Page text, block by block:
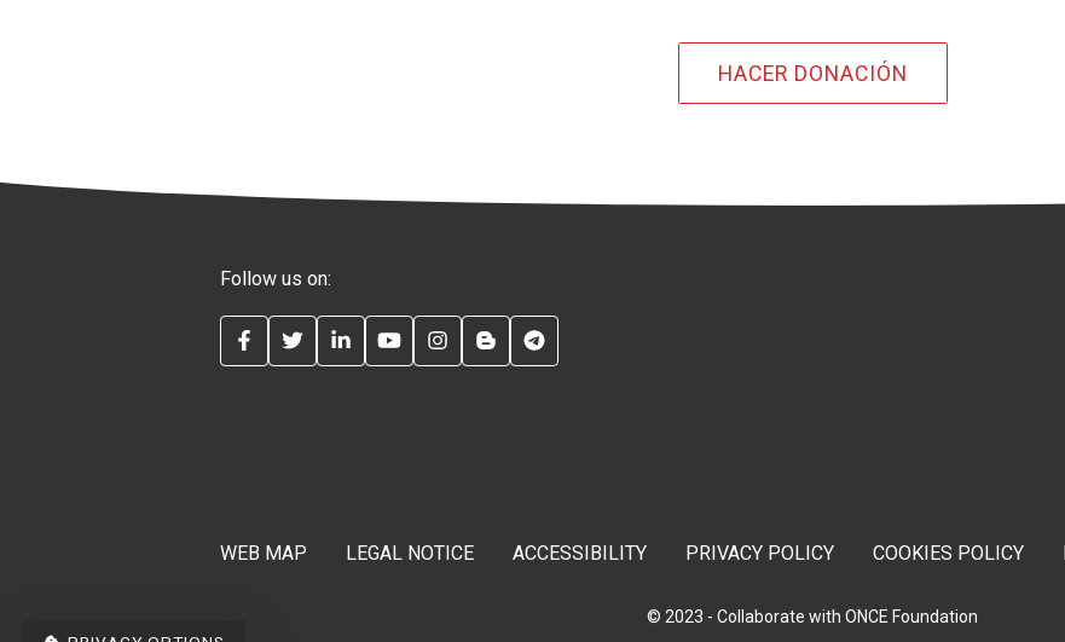
Follow us on:
FACEBOOKTWITTERLINKEDINYOUTUBEINSTAGRAM
BLOG
WEB MAP LEGAL NOTICE ACCESSIBILITY PRIVACY POLICY COOKIES POLICY
© 2023 - Collaborate with ONCE Foundation